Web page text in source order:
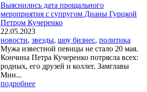
Выяснились дата прощального
мероприятия с супругом Дианы Гурцкой
Петром Кучеренко
22.05.2023
новости, звезды, шоу бизнес, политика
Мужа известной певицы не стало 20 мая.
Кончина Петра Кучеренко потрясла всех:
родных, его друзей и коллег. Замглавы
Мин...
подробнее